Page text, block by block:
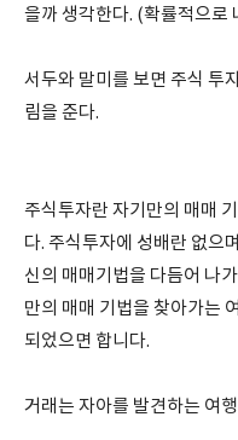
을까 생각한다. (확률적으로
서두와 말미를 보면 주식 투
림을 준다.
주식투자란 자기만의 매매
다. 주식투자에 성배란 없으
신의 매매기법을 다듬어 나
만의 매매 기법을 찾아가는
되었으면 합니다.
거래는 자아를 발견하는 여